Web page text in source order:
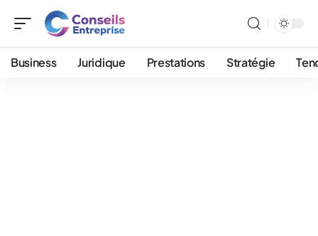
Business Juridique Prestations Stratégie